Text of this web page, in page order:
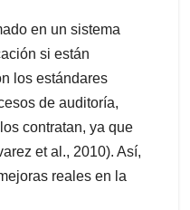
en un sistema
si están
los estándares
de auditoría,
contratan, ya que
et al., 2010). Así,
reales en la